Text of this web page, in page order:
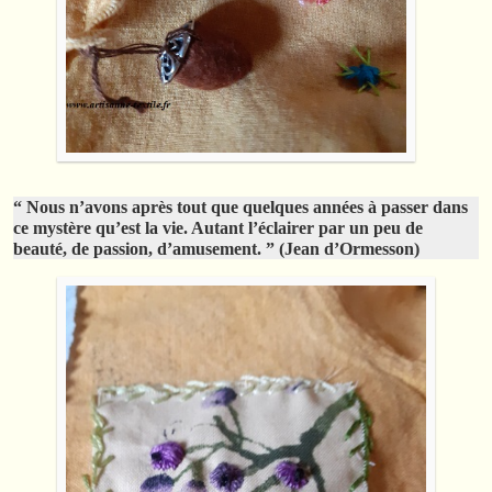
“ Nous n’avons après tout que quelques années à passer dans
ce mystère qu’est la vie. Autant l’éclairer par un peu de
beauté, de passion, d’amusement. ” (Jean d’Ormesson)